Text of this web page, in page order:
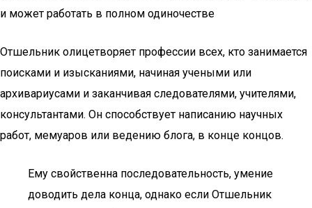
и может работать в полном одиночестве
Отшельник олицетворяет профессии всех, кто занимается
поисками и изысканиями, начиная учеными или
архивариусами и заканчивая следователями, учителями,
консультантами. Он способствует написанию научных
работ, мемуаров или ведению блога, в конце концов.
Ему свойственна последовательность, умение
доводить дела конца, однако если Отшельник